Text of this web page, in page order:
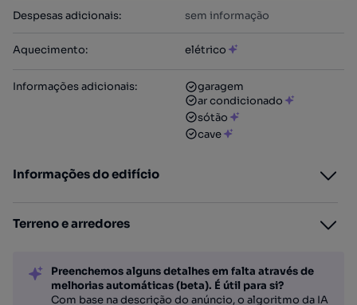
Despesas adicionais: sem informação
Aquecimento: elétrico
Informações adicionais:
garagem
ar condicionado
sótão
cave
Informações do edifício
Terreno e arredores
Preenchemos alguns detalhes em falta através de
melhorias automáticas (beta). É útil para si?
Com base na descrição do anúncio, o algoritmo da IA